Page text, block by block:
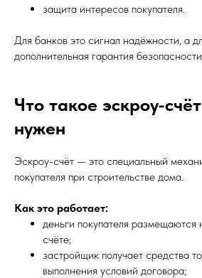
защита интересов покупателя.
Для банков это сигнал надёжности, а
дополнительная гарантия
Что такое эскроу-
нужен
Эскроу-счёт — это специальный
покупателя при строительстве дома.
Как это работает:
деньги покупателя размещаются
счёте;
застройщик получает средства
выполнения условий договора;